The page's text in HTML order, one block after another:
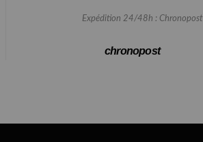
Expédition 24/48h : Chronopost
chronopost